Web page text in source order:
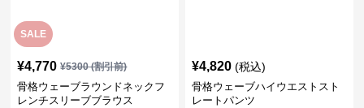
SALE
¥4,770 ¥5300(割引前)
骨格ウェーブラウンドネックフ
レンチスリーブブラウス
¥4,820 (税込)
骨格ウェーブハイウエストスト
レートパンツ